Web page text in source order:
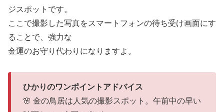
ジスポットです。
ここで撮影した写真をスマートフォンの待ち受け画面にす
ることで、強力な
金運のお守り代わりになりますよ。
ひかりのワンポイントアドバイス
🌸 金の鳥居は人気の撮影スポット。午前中の早い